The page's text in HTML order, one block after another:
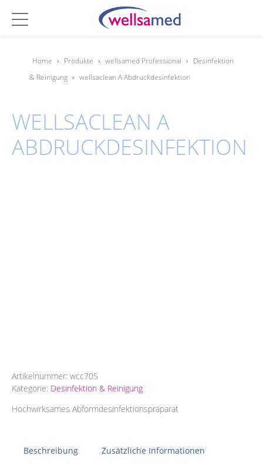
Home › Produkte › wellsamed Professional › Desinfektion
& Reinigung › wellsaclean A Abdruckdesinfektion
WELLSACLEAN A
ABDRUCKDESINFEKTION
Artikelnummer: wcc705
Kategorie: Desinfektion & Reinigung
Hochwirksames Abformdesinfektionspräparat
Beschreibung Zusätzliche Informationen